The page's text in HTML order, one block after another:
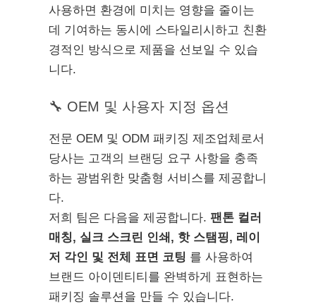
사용하면 환경에 미치는 영향을 줄이는
데 기여하는 동시에 스타일리시하고 친환
경적인 방식으로 제품을 선보일 수 있습
니다.
🔧 OEM 및 사용자 지정 옵션
전문 OEM 및 ODM 패키징 제조업체로서
당사는 고객의 브랜딩 요구 사항을 충족
하는 광범위한 맞춤형 서비스를 제공합니
다.
저희 팀은 다음을 제공합니다. 팬톤 컬러
매칭, 실크 스크린 인쇄, 핫 스탬핑, 레이
저 각인 및 전체 표면 코팅 를 사용하여
브랜드 아이덴티티를 완벽하게 표현하는
패키징 솔루션을 만들 수 있습니다.